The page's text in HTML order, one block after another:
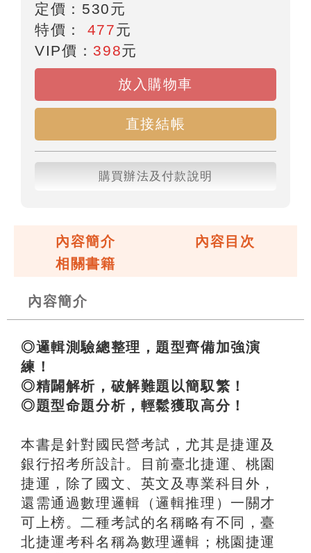
定價： 530元
特價： 477元
VIP價： 398元
放入購物車
直接結帳
購買辦法及付款說明
內容簡介
內容目次
相關書籍
內容簡介
◎邏輯測驗總整理，題型齊備加強演
練！
◎精闢解析，破解難題以簡馭繁！
◎題型命題分析，輕鬆獲取高分！
本書是針對國民營考試，尤其是捷運及
銀行招考所設計。目前臺北捷運、桃園
捷運，除了國文、英文及專業科目外，
還需通過數理邏輯（邏輯推理）一關才
可上榜。二種考試的名稱略有不同，臺
北捷運考科名稱為數理邏輯；桃園捷運